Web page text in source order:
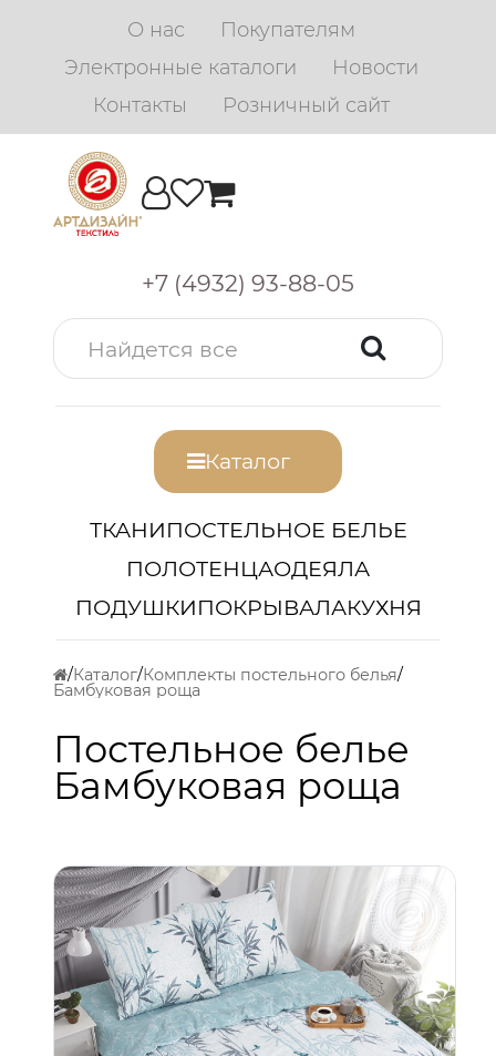
О нас
Покупателям
Электронные каталоги
Новости
Контакты
Розничный сайт
+7 (4932) 93-88-05
Каталог
ТКАНИПОСТЕЛЬНОЕ БЕЛЬЕ
ПОЛОТЕНЦАОДЕЯЛА
ПОДУШКИПОКРЫВАЛАКУХНЯ
Каталог Комплекты постельного белья
Бамбуковая роща
Постельное белье
Бамбуковая роща